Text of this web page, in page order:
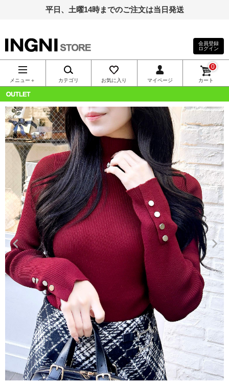
平日、土曜14時までのご注文は当日発送
INGNI（イン
グ）公式通
販｜INGNI
STORE
会員登録
ログイン
メニュー＋ カテゴリ お気に入り マイページ カート
0
OUTLET